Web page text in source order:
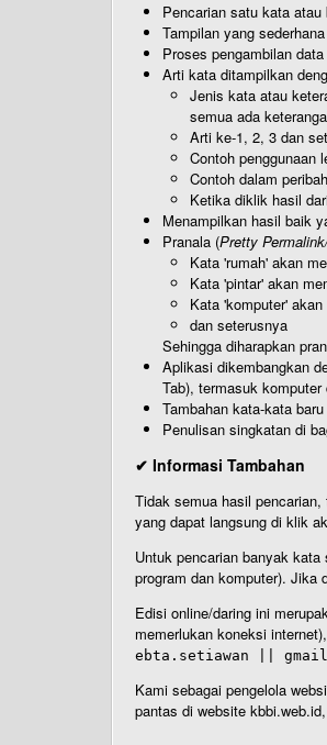
Pencarian satu kata
Tampilan yang
Proses pengambilan
Arti kata ditampilkan
Jenis kata atau
semua ada
Arti ke-1, 2, 3 dan
Contoh penggunaan
Contoh dalam
Ketika diklik hasil
Menampilkan hasil baik
Pranala (Pretty
Kata 'rumah' akan
Kata 'pintar' akan
Kata 'komputer'
dan seterusnya
Sehingga diharapkan
Aplikasi dikembangkan
Tab), termasuk
Tambahan kata-kata
Penulisan singkatan di
✔ Informasi Tambahan
Tidak semua hasil
yang dapat langsung di klik
Untuk pencarian banyak
program dan komputer). Jika
Edisi online/daring ini
memerlukan koneksi
ebta.setiawan ||
Kami sebagai pengelola
pantas di website